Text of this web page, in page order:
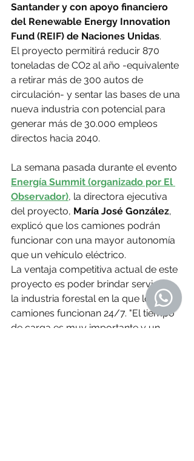
Santander y con apoyo financiero
del Renewable Energy Innovation
Fund (REIF) de Naciones Unidas.
El proyecto permitirá reducir 870
toneladas de CO2 al año -equivalente
a retirar más de 300 autos de
circulación- y sentar las bases de una
nueva industria con potencial para
generar más de 30.000 empleos
directos hacia 2040.
La semana pasada durante el evento
Energía Summit (organizado por El
Observador), la directora ejecutiva
del proyecto, María José González,
explicó que los camiones podrán
funcionar con una mayor autonomía
que un vehículo eléctrico.
La ventaja competitiva actual de este
proyecto es poder brindar servicio a
la industria forestal en la que los
camiones funcionan 24/7. "El tiempo
de carga es muy importante y un